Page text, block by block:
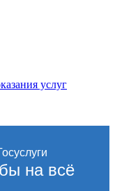
услуг
на всё